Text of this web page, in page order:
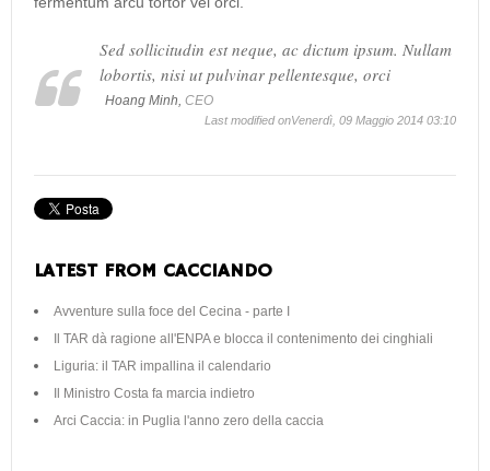
Sed sollicitudin est neque, ac dictum ipsum. Nullam
lobortis, nisi ut pulvinar pellentesque, orci
Hoang Minh, CEO
Last modified onVenerdì, 09 Maggio 2014 03:10
LATEST FROM CACCIANDO
Avventure sulla foce del Cecina - parte I
Il TAR dà ragione all'ENPA e blocca il contenimento dei cinghiali
Liguria: il TAR impallina il calendario
Il Ministro Costa fa marcia indietro
Arci Caccia: in Puglia l'anno zero della caccia